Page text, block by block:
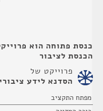
כנסת פתוחה הוא
הכנסת לציבור
פרוייקט של
הסדנא לידע
מפתח התקציב